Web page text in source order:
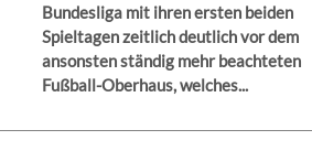
Bundesliga mit ihren ersten beiden
Spieltagen zeitlich deutlich vor dem
ansonsten ständig mehr beachteten
Fußball-Oberhaus, welches...